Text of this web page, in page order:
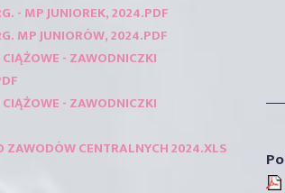
- MP JUNIOREK, 2024.PDF
MP JUNIORÓW, 2024.PDF
- ZAWODNICZKI
- ZAWODNICZKI
ZAWODÓW CENTRALNYCH 2024.XLS